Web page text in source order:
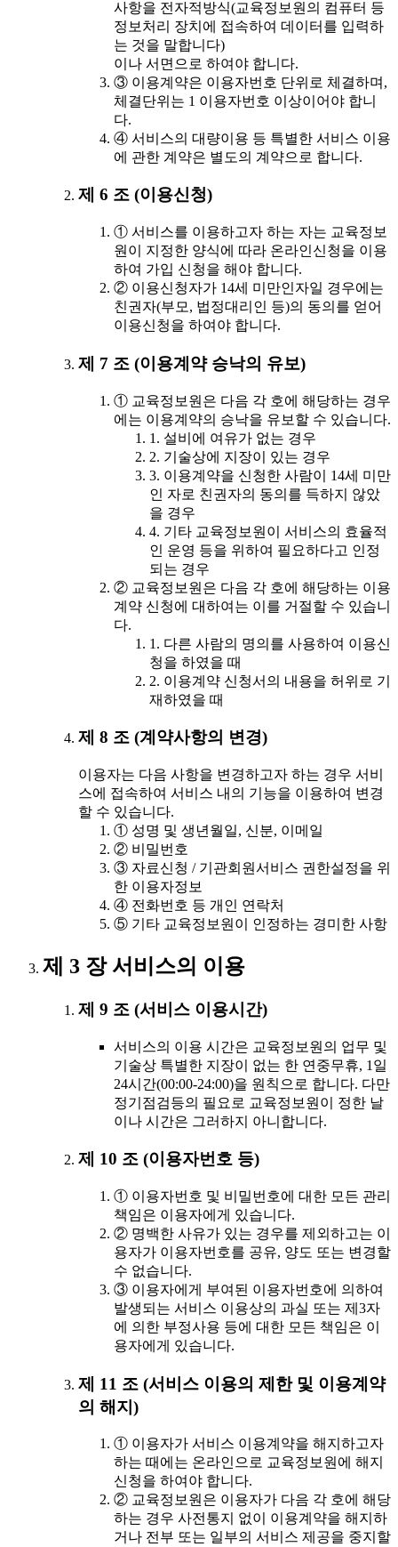
사항을 전자적방식(교육정보원의 컴퓨터 등
정보처리 장치에 접속하여 데이터를 입력하
는 것을 말합니다)
이나 서면으로 하여야 합니다.
③ 이용계약은 이용자번호 단위로 체결하며,
체결단위는 1 이용자번호 이상이어야 합니
다.
④ 서비스의 대량이용 등 특별한 서비스 이용
에 관한 계약은 별도의 계약으로 합니다.
제 6 조 (이용신청)
① 서비스를 이용하고자 하는 자는 교육정보
원이 지정한 양식에 따라 온라인신청을 이용
하여 가입 신청을 해야 합니다.
② 이용신청자가 14세 미만인자일 경우에는
친권자(부모, 법정대리인 등)의 동의를 얻어
이용신청을 하여야 합니다.
제 7 조 (이용계약 승낙의 유보)
① 교육정보원은 다음 각 호에 해당하는 경우
에는 이용계약의 승낙을 유보할 수 있습니다.
1. 설비에 여유가 없는 경우
2. 기술상에 지장이 있는 경우
3. 이용계약을 신청한 사람이 14세 미만
인 자로 친권자의 동의를 득하지 않았
을 경우
4. 기타 교육정보원이 서비스의 효율적
인 운영 등을 위하여 필요하다고 인정
되는 경우
② 교육정보원은 다음 각 호에 해당하는 이용
계약 신청에 대하여는 이를 거절할 수 있습니
다.
1. 다른 사람의 명의를 사용하여 이용신
청을 하였을 때
2. 이용계약 신청서의 내용을 허위로 기
재하였을 때
제 8 조 (계약사항의 변경)
이용자는 다음 사항을 변경하고자 하는 경우 서비
스에 접속하여 서비스 내의 기능을 이용하여 변경
할 수 있습니다.
① 성명 및 생년월일, 신분, 이메일
② 비밀번호
③ 자료신청 / 기관회원서비스 권한설정을 위
한 이용자정보
④ 전화번호 등 개인 연락처
⑤ 기타 교육정보원이 인정하는 경미한 사항
제 3 장 서비스의 이용
제 9 조 (서비스 이용시간)
서비스의 이용 시간은 교육정보원의 업무 및
기술상 특별한 지장이 없는 한 연중무휴, 1일
24시간(00:00-24:00)을 원칙으로 합니다. 다만
정기점검등의 필요로 교육정보원이 정한 날
이나 시간은 그러하지 아니합니다.
제 10 조 (이용자번호 등)
① 이용자번호 및 비밀번호에 대한 모든 관리
책임은 이용자에게 있습니다.
② 명백한 사유가 있는 경우를 제외하고는 이
용자가 이용자번호를 공유, 양도 또는 변경할
수 없습니다.
③ 이용자에게 부여된 이용자번호에 의하여
발생되는 서비스 이용상의 과실 또는 제3자
에 의한 부정사용 등에 대한 모든 책임은 이
용자에게 있습니다.
제 11 조 (서비스 이용의 제한 및 이용계약
의 해지)
① 이용자가 서비스 이용계약을 해지하고자
하는 때에는 온라인으로 교육정보원에 해지
신청을 하여야 합니다.
② 교육정보원은 이용자가 다음 각 호에 해당
하는 경우 사전통지 없이 이용계약을 해지하
거나 전부 또는 일부의 서비스 제공을 중지할